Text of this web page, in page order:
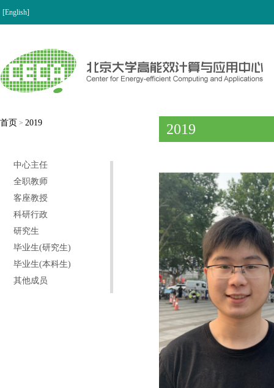
[English]
首页 > 2019
中心主任
全职教师
客座教授
科研行政
研究生
毕业生(研究生)
毕业生(本科生)
其他成员
2019